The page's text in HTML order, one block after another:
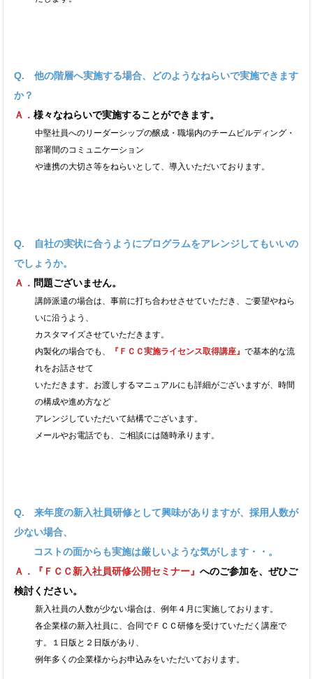
Q. 他の階層へ実施する場合、どのようなねらいで実施できます
か？
Ａ．様々なねらいで実施することができます。
中堅社員へのリーダーシップの醸成・職場内のチームビルディング・
部署間のコミュニケーション
や連携の大切さ等をねらいとして、導入いただいております。
Q. 自社の実状に合うようにプログラムをアレンジしてもいいの
でしょうか。
Ａ． 問題ございません。
講師派遣の場合は、事前に打ち合わせさせていただき、ご要望やねら
いに沿うよう、
カスタマイズさせていただきます。
内製化の場合でも、
『ＦＣＣ実施ライセンス取得講座』で基本的な流
れをお話させて
いただきます。お渡しするマニュアルにも詳細がございますが、時間
の構成や進め方など
アレンジしていただいて結構でございます。
メールやお電話でも、ご相談には随時承ります。
Q. 来年度の新入社員研修として興味がありますが、採用人数が
少ない場合、
コストの面からも実施は厳しいような気がします・・。
Ａ．
『ＦＣＣ新入社員研修公開セミナー』へのご参加を、ぜひご
検討ください。
新入社員の人数が少ない場合は、例年４月に実施しております。
各企業様の新入社員に、合同でＦＣＣ研修を受けていただく講座で
す。１日版と２日版があり、
例年多くの企業様からお申込みをいただいております。